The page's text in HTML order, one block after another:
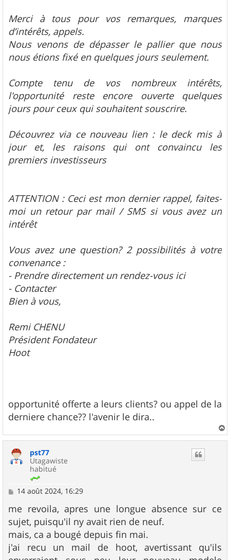
Merci à tous pour vos remarques, marques
d’intérêts, appels.
Nous venons de dépasser le pallier que nous
nous étions fixé en quelques jours seulement.
Compte tenu de vos nombreux intérêts,
l'opportunité reste encore ouverte quelques
jours pour ceux qui souhaitent souscrire.
Découvrez via ce nouveau lien : le deck mis à
jour et, les raisons qui ont convaincu les
premiers investisseurs
ATTENTION : Ceci est mon dernier rappel, faites-
moi un retour par mail / SMS si vous avez un
intérêt
Vous avez une question? 2 possibilités à votre
convenance :
- Prendre directement un rendez-vous ici
- Contacter
Bien à vous,
Remi CHENU
Président Fondateur
Hoot
opportunité offerte a leurs clients? ou appel de la
derniere chance?? l'avenir le dira..
a
pst77
Utagawiste
habitué
M
s
s
a
g
e
14 août 2024, 16:29
me revoila, apres une longue absence sur ce
sujet, puisqu'il ny avait rien de neuf.
mais, ca a bougé depuis fin mai.
j'ai recu un mail de hoot, avertissant qu'ils